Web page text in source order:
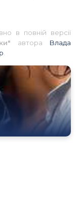
в повній версії
автора
Влада